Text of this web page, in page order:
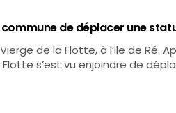
de déplacer une
de la Flotte, à l’ile de Ré.
Flotte s’est vu enjoindre de